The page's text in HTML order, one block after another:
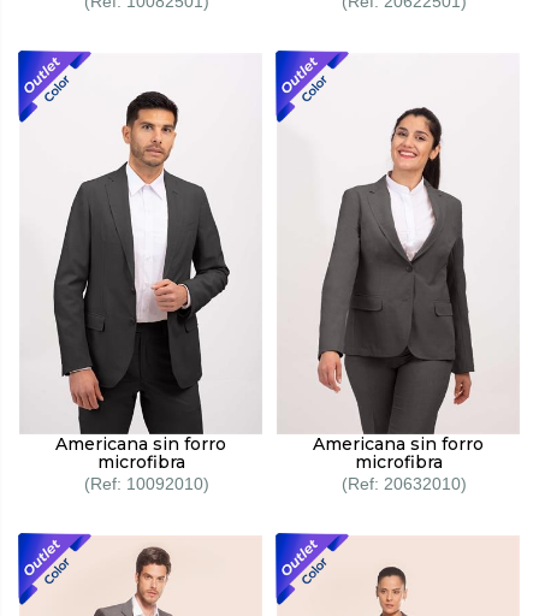
Americana sin forro
microfibra
10092010
Americana sin forro
microfibra
20632010